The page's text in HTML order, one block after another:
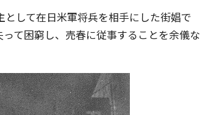
として在日米軍将兵を相手にした街娼で
て困窮し、売春に従事することを余儀な